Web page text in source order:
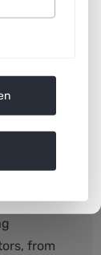
its
from